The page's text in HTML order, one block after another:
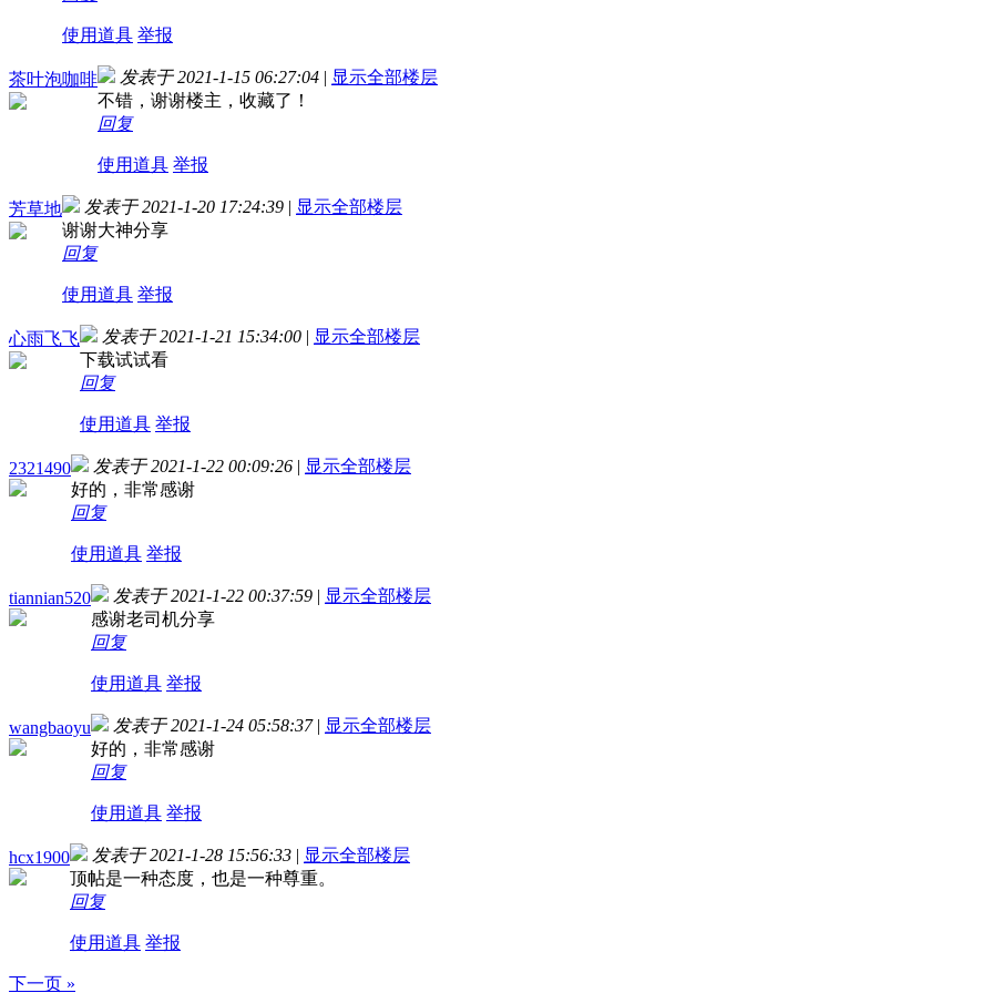
使用道具 举报
茶叶泡咖啡 发表于 2021-1-15 06:27:04 | 显示全部楼层
不错，谢谢楼主，收藏了！
回复
使用道具 举报
芳草地 发表于 2021-1-20 17:24:39 | 显示全部楼层
谢谢大神分享
回复
使用道具 举报
心雨飞飞 发表于 2021-1-21 15:34:00 | 显示全部楼层
下载试试看
回复
使用道具 举报
2321490 发表于 2021-1-22 00:09:26 | 显示全部楼层
好的，非常感谢
回复
使用道具 举报
tiannian520 发表于 2021-1-22 00:37:59 | 显示全部楼层
感谢老司机分享
回复
使用道具 举报
wangbaoyu 发表于 2021-1-24 05:58:37 | 显示全部楼层
好的，非常感谢
回复
使用道具 举报
hcx1900 发表于 2021-1-28 15:56:33 | 显示全部楼层
顶帖是一种态度，也是一种尊重。
回复
使用道具 举报
下一页 »